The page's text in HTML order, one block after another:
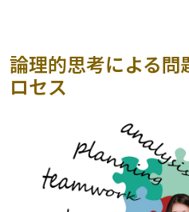
論理的思考による
ロセス